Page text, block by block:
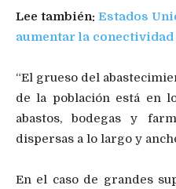
Lee también: Estados
aumentar la conectividad
“El grueso del
de la población está en
abastos, bodegas y
dispersas a lo largo y
En el caso de grandes